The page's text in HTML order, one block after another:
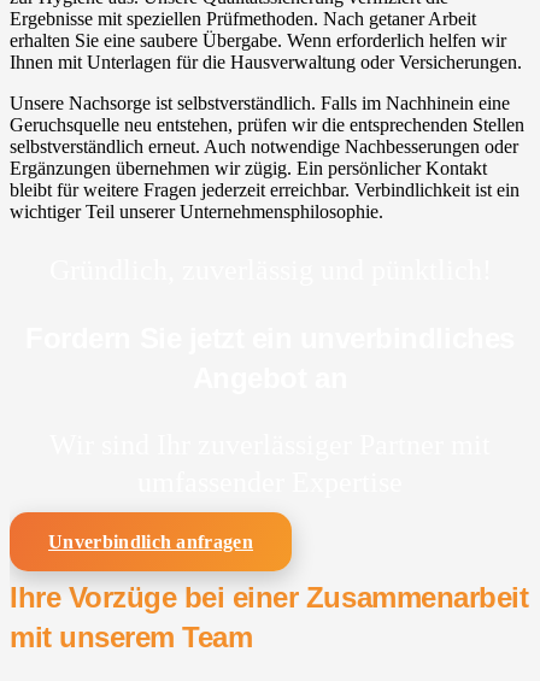
Ergebnisse mit speziellen Prüfmethoden. Nach getaner Arbeit
erhalten Sie eine saubere Übergabe. Wenn erforderlich helfen wir
Ihnen mit Unterlagen für die Hausverwaltung oder Versicherungen.
Unsere Nachsorge ist selbstverständlich. Falls im Nachhinein eine
Geruchsquelle neu entstehen, prüfen wir die entsprechenden Stellen
selbstverständlich erneut. Auch notwendige Nachbesserungen oder
Ergänzungen übernehmen wir zügig. Ein persönlicher Kontakt
bleibt für weitere Fragen jederzeit erreichbar. Verbindlichkeit ist ein
wichtiger Teil unserer Unternehmensphilosophie.
Unverbindlich anfragen
Ihre Vorzüge bei einer Zusammenarbeit
mit unserem Team